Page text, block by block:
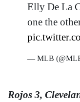
Elly De La
one the
— MLB
Rojos 3,